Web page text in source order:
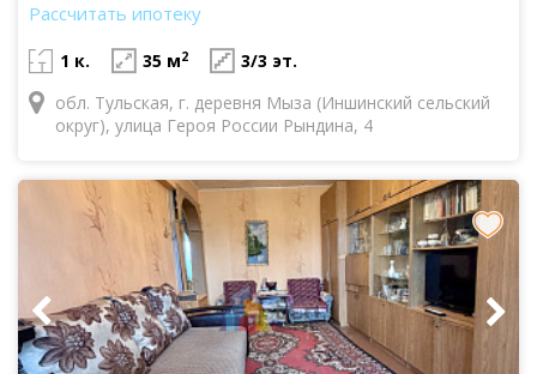
Рассчитать ипотеку
1 к. 35 м2
3/3 эт.
обл. Тульская, г. деревня Мыза (Иншинский сельский
округ), улица Героя России Рындина, 4